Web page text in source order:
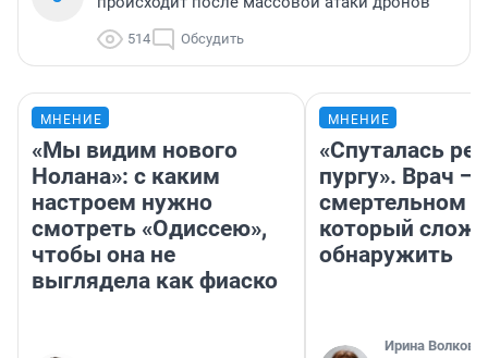
514 Обсудить
МНЕНИЕ
«Мы видим нового
Нолана»: с каким
настроем нужно
смотреть «Одиссею»,
чтобы она не
выглядела как фиаско
МНЕНИЕ
«Спуталась
пургу». Врач —
смертельном
который
обнаружить
Ирина Волкова